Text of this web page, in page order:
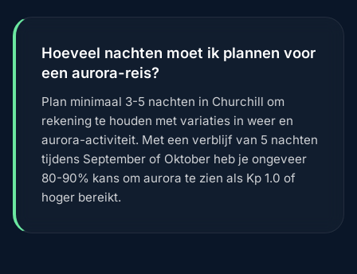
Hoeveel nachten moet ik plannen voor
een aurora-reis?
Plan minimaal 3-5 nachten in Churchill om
rekening te houden met variaties in weer en
aurora-activiteit. Met een verblijf van 5 nachten
tijdens September of Oktober heb je ongeveer
80-90% kans om aurora te zien als Kp 1.0 of
hoger bereikt.